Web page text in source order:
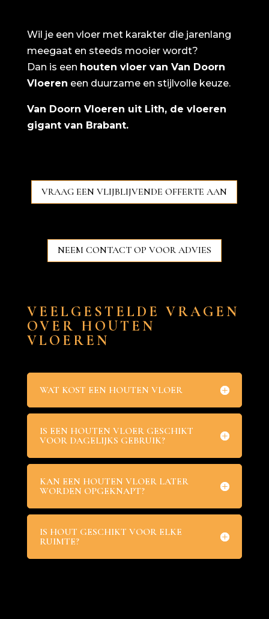
Wil je een vloer met karakter die jarenlang
meegaat en steeds mooier wordt?
Dan is een houten vloer van Van Doorn
Vloeren een duurzame en stijlvolle keuze.
Van Doorn Vloeren uit Lith, de vloeren
gigant van Brabant.
VRAAG EEN VLIJBLIJVENDE OFFERTE AAN
NEEM CONTACT OP VOOR ADVIES
VEELGESTELDE VRAGEN
OVER HOUTEN
VLOEREN
WAT KOST EEN HOUTEN VLOER
IS EEN HOUTEN VLOER GESCHIKT
VOOR DAGELIJKS GEBRUIK?
KAN EEN HOUTEN VLOER LATER
WORDEN OPGEKNAPT?
IS HOUT GESCHIKT VOOR ELKE
RUIMTE?